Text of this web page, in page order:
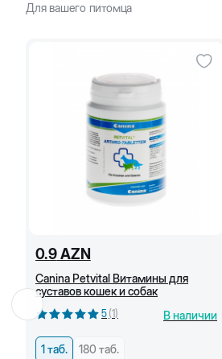
Для вашего питомца
0.9 AZN
Canina Petvital Витамины для
суставов кошек и собак
5 (1) В наличии
1 таб. 180 таб.